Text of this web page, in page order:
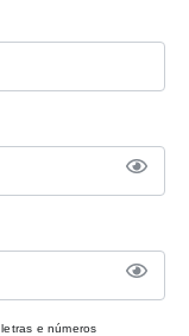
e números